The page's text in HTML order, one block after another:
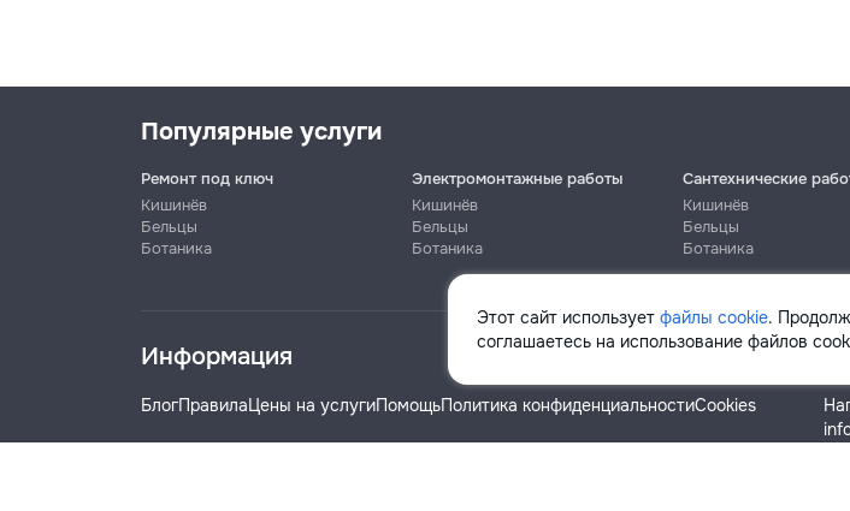
Этот сайт использует файлы cookie.
соглашаетесь на использование файлов
Популярные услуги
Ремонт под ключ
Кишинёв
Бельцы
Ботаника
Электромонтажные работы
Кишинёв
Бельцы
Ботаника
Сантехнические
Кишинёв
Бельцы
Ботаника
Информация
БлогПравилаЦены на услугиПомощьПолитика конфиденциальностиCookies